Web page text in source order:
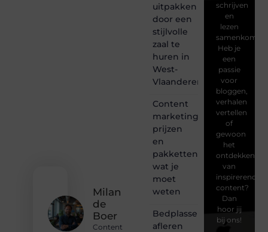
Milan
de
Boer
Content
uitpakken
door een
stijlvolle
zaal te
huren in
West-
Vlaanderen
Content
marketing
prijzen
en
pakketten:
wat je
moet
weten
Bedplassen
afleren
schrijven
en
lezen
samenkomen.
Heb je
een
passie
voor
bloggen,
verhalen
vertellen
of
gewoon
het
ontdekken
van
inspirerende
content?
Dan
hoor jij
bij ons!